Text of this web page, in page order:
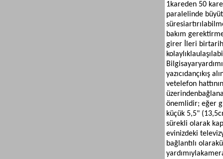
1kareden 50
paralelinde
süresi
bakım
girer İleri bir
kolaylıkla
Bilgisayar
yazıcıdançıkış
vetelefon
üzerinden
önemlidir; eğer
küçük 5,5"
sürekli olarak
evinizdeki
bağlantılı olarak
yardımıyla